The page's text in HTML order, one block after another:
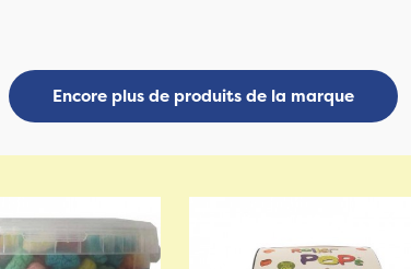
Encore plus de produits de la marque